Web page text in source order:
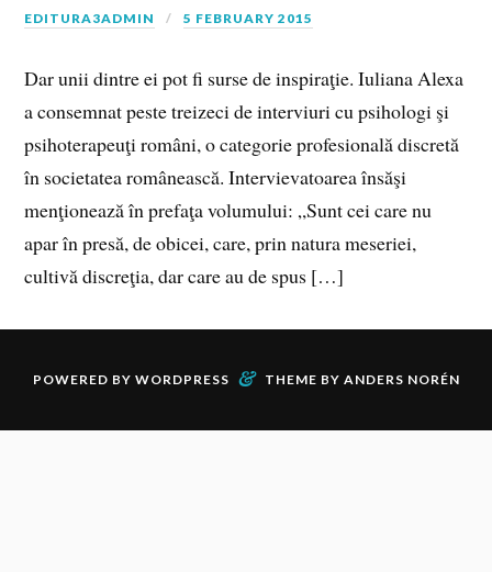
EDITURA3ADMIN 5 FEBRUARY 2015
Dar unii dintre ei pot fi surse de inspiraţie. Iuliana Alexa
a consemnat peste treizeci de interviuri cu psihologi şi
psihoterapeuţi români, o categorie profesională discretă
în societatea românească. Intervievatoarea însăşi
menţionează în prefaţa volumului: „Sunt cei care nu
apar în presă, de obicei, care, prin natura meseriei,
cultivă discreţia, dar care au de spus […]
POWERED BY WORDPRESS & THEME BY ANDERS NORÉN